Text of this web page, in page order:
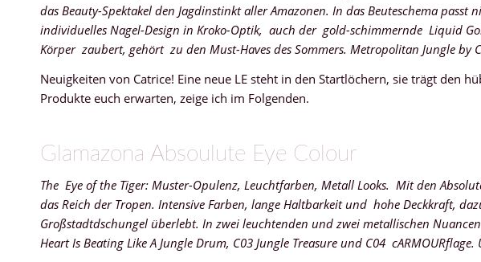
das Beauty-Spektakel den Jagdinstinkt aller Amazonen. In das Beuteschema
individuelles Nagel-Design in Kroko-Optik, auch der gold-schimmernde Liquid
Körper zaubert, gehört zu den Must-Haves des Sommers. Metropolitan Jungle by
Neuigkeiten von Catrice! Eine neue LE steht in den Startlöchern, sie trägt den
Produkte euch erwarten, zeige ich im Folgenden.
Glamazona Absoulute Eye Colour
The Eye of the Tiger: Muster-Opulenz, Leuchtfarben, Metall Looks. Mit den
das Reich der Tropen. Intensive Farben, lange Haltbarkeit und hohe Deckkraft,
Großstadtdschungel überlebt. In zwei leuchtenden und zwei metallischen
Heart Is Beating Like A Jungle Drum, C03 Jungle Treasure und C04 cARMOURflage.